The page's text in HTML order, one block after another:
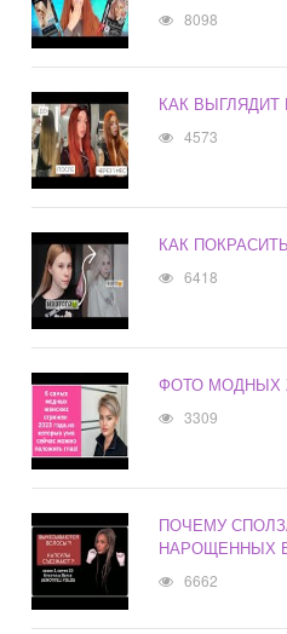
8098
КАК
4573
КАК
6418
ФОТО МОДНЫХ
3309
ПОЧЕМУ
НАРОЩЕННЫХ
6662